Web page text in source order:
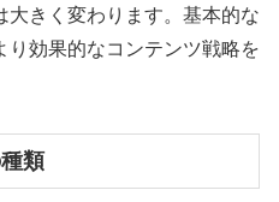
きく変わります。基本的な
効果的なコンテンツ戦略を
類